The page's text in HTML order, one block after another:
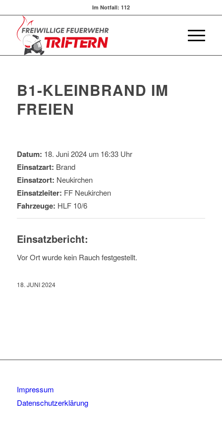
Im Notfall: 112
B1-KLEINBRAND IM
FREIEN
Datum: 18. Juni 2024 um 16:33 Uhr
Einsatzart: Brand
Einsatzort: Neukirchen
Einsatzleiter: FF Neukirchen
Fahrzeuge: HLF 10/6
Einsatzbericht:
Vor Ort wurde kein Rauch festgestellt.
18. JUNI 2024
Impressum
Datenschutzerklärung